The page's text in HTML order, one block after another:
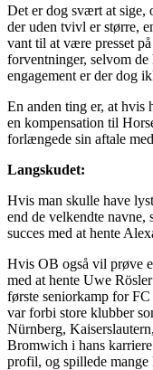
Det er dog svært at sige,
der uden tvivl er større,
vant til at være presset
forventninger, selvom
engagement er der dog
En anden ting er, at hvis
en kompensation til
forlængede sin aftale
Langskudet:
Hvis man skulle have
end de velkendte navne,
succes med at hente
Hvis OB også vil prøve
med at hente Uwe
første seniorkamp for
var forbi store klubber
Nürnberg,
Bromwich i hans
profil, og spillede mange